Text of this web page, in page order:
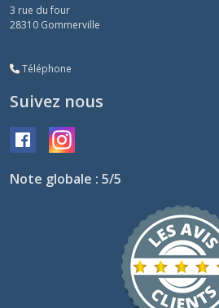
3 rue du four
28310 Gommerville
Téléphone
Suivez nous
Note globale : 5/5